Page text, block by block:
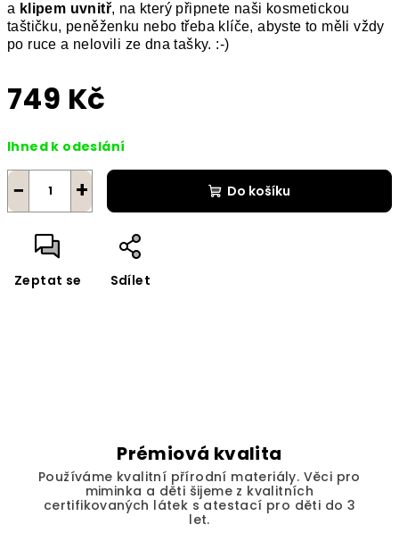
a klipem uvnitř, na který připnete naši kosmetickou
taštičku, peněženku nebo třeba klíče, abyste to měli vždy
po ruce a nelovili ze dna tašky. :-)
749 Kč
cena:
Ihned k odeslání
+
− Do košíku
Zeptat se Sdílet
Prémiová kvalita
Používáme kvalitní přírodní materiály. Věci pro
miminka a děti šijeme z kvalitních
certifikovaných látek s atestací pro děti do 3
let.